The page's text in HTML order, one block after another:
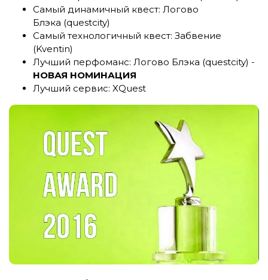
Самый динамичный квест: Логово
Блэка (questcity)
Самый технологичный квест: Забвение
(Kventin)
Лучший перфоманс: Логово Блэка (questcity) -
НОВАЯ НОМИНАЦИЯ
Лучший сервис: XQuest